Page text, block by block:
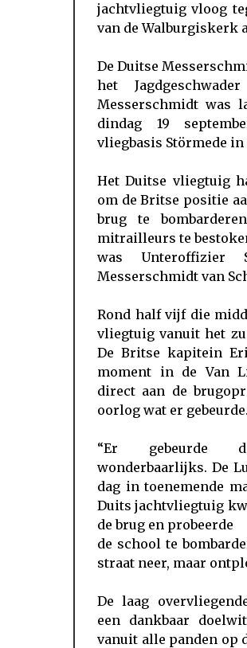
jachtvliegtuig vloog
van de Walburgiskerk
De Duitse
het
Messerschmidt was
dindag 19
vliegbasis Störmede
Het Duitse vliegtuig
om de Britse positie
brug te
mitrailleurs te
was Unteroffizier
Messerschmidt van
Rond half vijf die
vliegtuig vanuit het
De Britse kapitein
moment in de Van
direct aan de
oorlog wat er gebeurde.
“Er gebeurde
wonderbaarlijks. De
dag in toenemende
Duits jachtvliegtuig
de brug en probeerde
de school te
straat neer, maar
De laag
een dankbaar
vanuit alle panden op